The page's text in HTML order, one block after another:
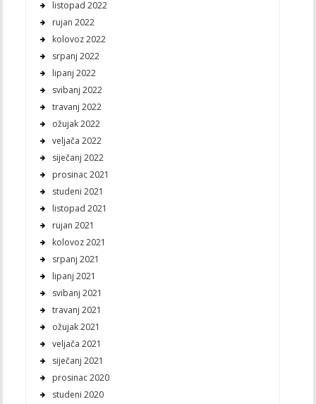
listopad 2022
rujan 2022
kolovoz 2022
srpanj 2022
lipanj 2022
svibanj 2022
travanj 2022
ožujak 2022
veljača 2022
siječanj 2022
prosinac 2021
studeni 2021
listopad 2021
rujan 2021
kolovoz 2021
srpanj 2021
lipanj 2021
svibanj 2021
travanj 2021
ožujak 2021
veljača 2021
siječanj 2021
prosinac 2020
studeni 2020